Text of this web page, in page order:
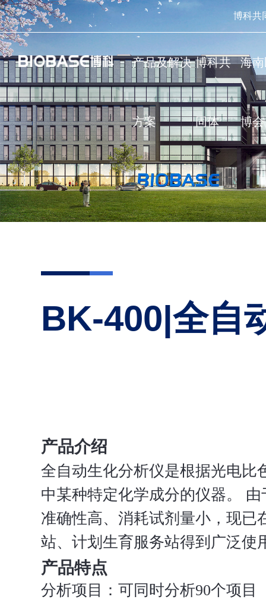
博科共
产品及解决
方案
博科共
同体
海
博会
BK-400|全自
产品介绍
全自动生化分析仪是根据光电比
中某种特定化学成分的仪器。
准确性高、消耗试剂量小，现已
站、计划生育服务站得到广泛使
产品特点
分析项目：可同时分析90个项目